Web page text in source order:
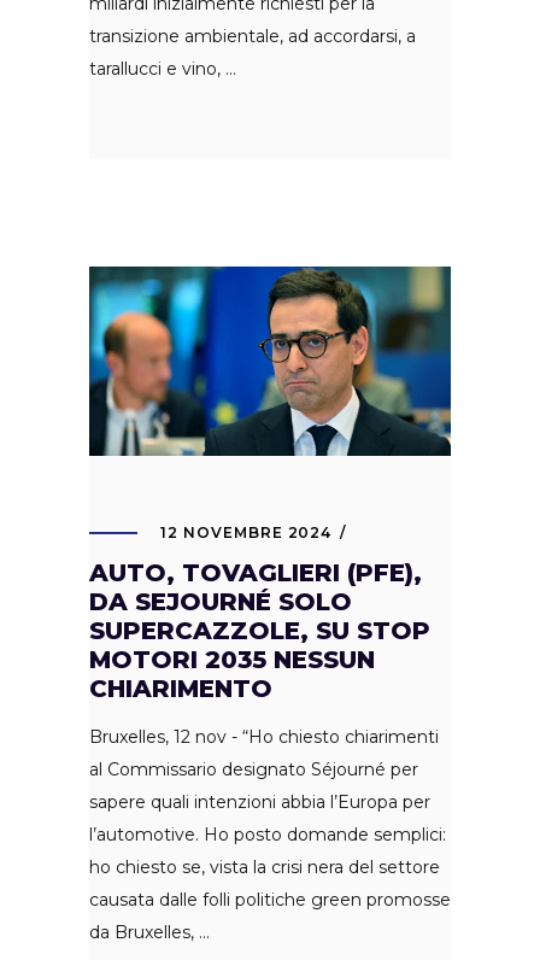
transizione ambientale, ad accordarsi, a
tarallucci e vino,
12 NOVEMBRE 2024
AUTO, TOVAGLIERI (PFE),
DA SEJOURNÉ SOLO
SUPERCAZZOLE, SU STOP
MOTORI 2035 NESSUN
CHIARIMENTO
Bruxelles, 12 nov - “Ho chiesto chiarimenti
al Commissario designato Séjourné per
sapere quali intenzioni abbia l’Europa per
l’automotive. Ho posto domande semplici:
ho chiesto se, vista la crisi nera del settore
causata dalle folli politiche green promosse
da Bruxelles,